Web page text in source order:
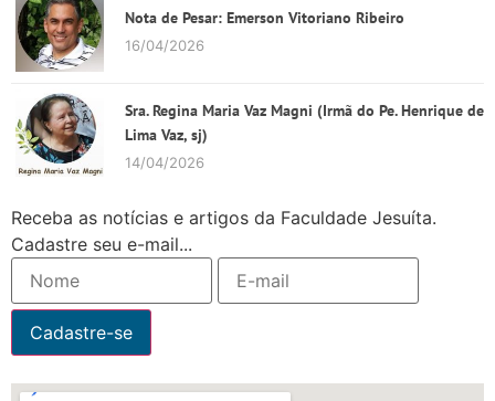
Nota de Pesar: Emerson Vitoriano Ribeiro
16/04/2026
Sra. Regina Maria Vaz Magni (Irmã do Pe. Henrique de
Lima Vaz, sj)
14/04/2026
Receba as notícias e artigos da Faculdade Jesuíta.
Cadastre seu e-mail...